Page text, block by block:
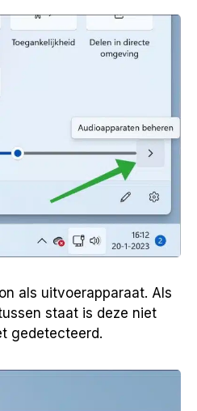
als uitvoerapparaat. Als
staat is deze niet
gedetecteerd.